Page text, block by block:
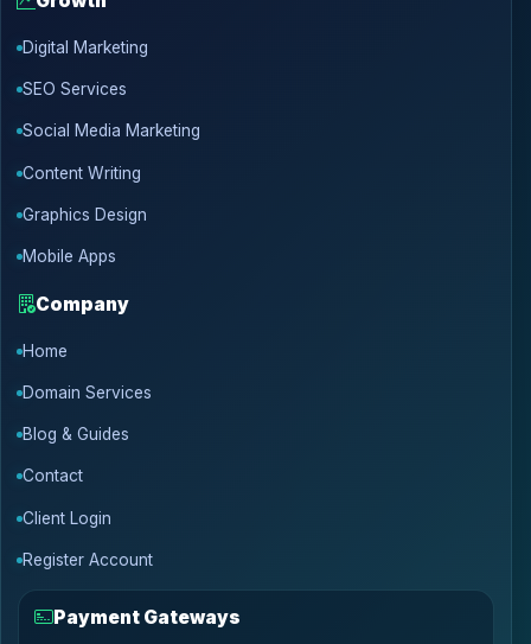
Digital Marketing
SEO Services
Social Media Marketing
Content Writing
Graphics Design
Mobile Apps
Company
Home
Domain Services
Blog & Guides
Contact
Client Login
Register Account
Payment Gateways